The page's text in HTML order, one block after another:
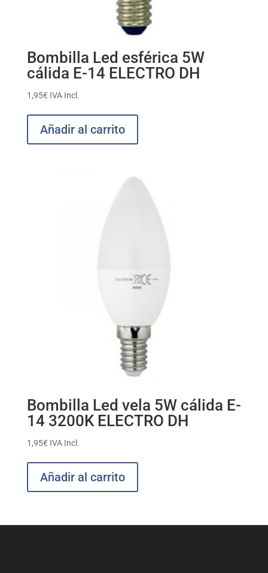
Bombilla Led esférica 5W
cálida E-14 ELECTRO DH
1,95€ IVA Incl.
Añadir al carrito
Bombilla Led vela 5W cálida E-
14 3200K ELECTRO DH
1,95€ IVA Incl.
Añadir al carrito